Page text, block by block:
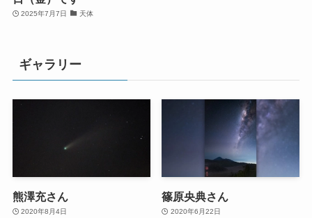
2025年7月7日 天体
ギャラリー
熊澤充さん
2020年8月4日
篠原央典さん
2020年6月22日